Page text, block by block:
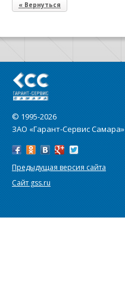
« Вернуться
© 1995-2026
ЗАО «Гарант-Сервис Самара»
Предыдущая версия сайта
Сайт gss.ru